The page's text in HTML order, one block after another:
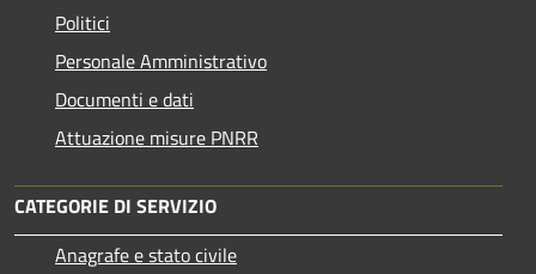
Politici
Personale Amministrativo
Documenti e dati
Attuazione misure PNRR
CATEGORIE DI SERVIZIO
Anagrafe e stato civile